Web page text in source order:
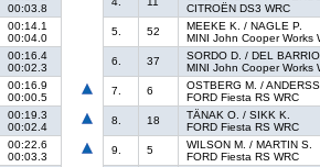
00:03.8
00:14.1
00:04.0
00:16.4
00:02.3
00:16.9
00:00.5
00:19.3
00:02.4
00:22.6
00:03.3
CITROËN DS3 WRC
5.
52
MEEKE K. / NAGLE P.
MINI John Cooper Works
6.
37
SORDO D. / DEL
MINI John Cooper Works
7.
6
OSTBERG M. /
FORD Fiesta RS WRC
8.
18
TÄNAK O. / SIKK K.
FORD Fiesta RS WRC
9.
5
WILSON M. / MARTIN S.
FORD Fiesta RS WRC